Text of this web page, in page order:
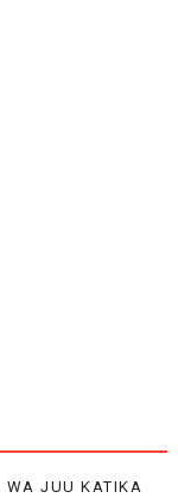
WA JUU KATIKA